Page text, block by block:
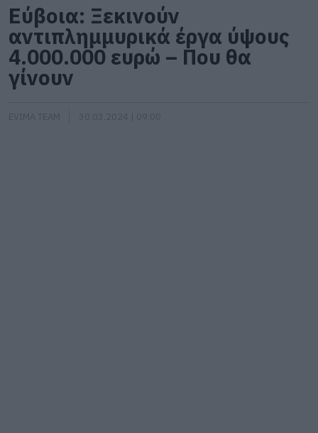
Εύβοια: Ξεκινούν
αντιπλημμυρικά έργα ύψους
4.000.000 ευρώ – Που θα
γίνουν